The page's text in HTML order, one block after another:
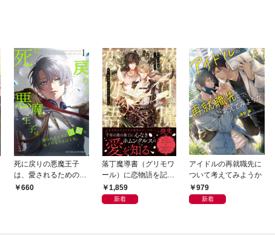
死に戻りの悪魔王子
は、愛されるための実
験をはじめることにし
660
落丁魔導書（グリモワ
ール）に恋物語を記す
には【イラスト付き】
【単行本書き下ろしSS
1,859
新着
アイドルの再就職先に
ついて考えてみようか
979
新着